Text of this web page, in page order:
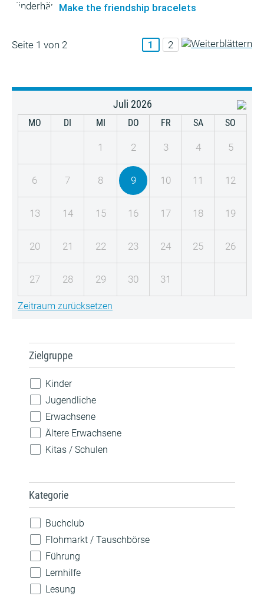
Make the friendship bracelets
Seite 1 von 2 1 2
Juli 2026
MO DI MI DO FR SA SO
1 2 3 4 5
6 7 8 9 10 11 12
13 14 15 16 17 18 19
20 21 22 23 24 25 26
27 28 29 30 31
Zeitraum zurücksetzen
Zielgruppe
Kinder
Jugendliche
Erwachsene
Ältere Erwachsene
Kitas / Schulen
Kategorie
Buchclub
Flohmarkt / Tauschbörse
Führung
Lernhilfe
Lesung